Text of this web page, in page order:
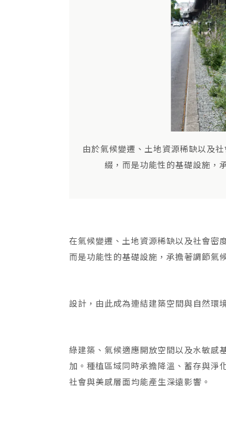
由於氣候變遷、土地資源稀缺以及
綴，而是功能性的基礎設施，
在氣候變遷、土地資源稀缺以及社會密
而是功能性的基礎設施，承擔著調節氣
設計，由此成為連結建築空間與自然環
綠建築、氣候適應開放空間以及水敏感
加。種植區域同時承擔降溫、蓄存與淨
社會與美感層面均能產生深遠影響。